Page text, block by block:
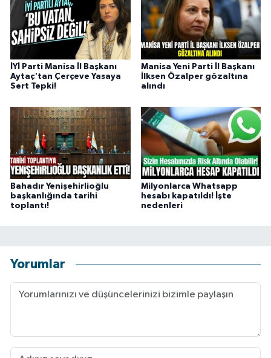
İYİ Parti Manisa İl Başkanı
Aytaç'tan Çerçeve Yasaya
Sert Tepki!
Manisa Yeni Parti İl Başkanı
İlksen Özalper gözaltına
alındı
Bahadır Yenişehirlioğlu
başkanlığında tarihi
toplantı!
Milyonlarca Whatsapp
hesabı kapatıldı! İşte
nedenleri
Yorumlar